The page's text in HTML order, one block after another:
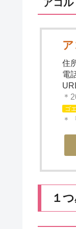
アコル
住
電
＊
ゴ
＊
１